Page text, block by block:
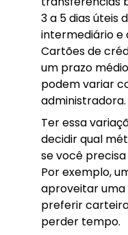
3 a 5 dias úteis
intermediário e
Cartões de
um prazo
podem variar
administradora.
Ter essa
decidir qual
se você
Por exemplo,
aproveitar
preferir
perder tempo.